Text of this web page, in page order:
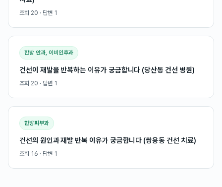
조회 20 · 답변 1
한방 안과, 이비인후과
건선이 재발을 반복하는 이유가 궁금합니다 (당산동 건선 병원)
조회 20 · 답변 1
한방피부과
건선의 원인과 재발 반복 이유가 궁금합니다 (쌍용동 건선 치료)
조회 16 · 답변 1